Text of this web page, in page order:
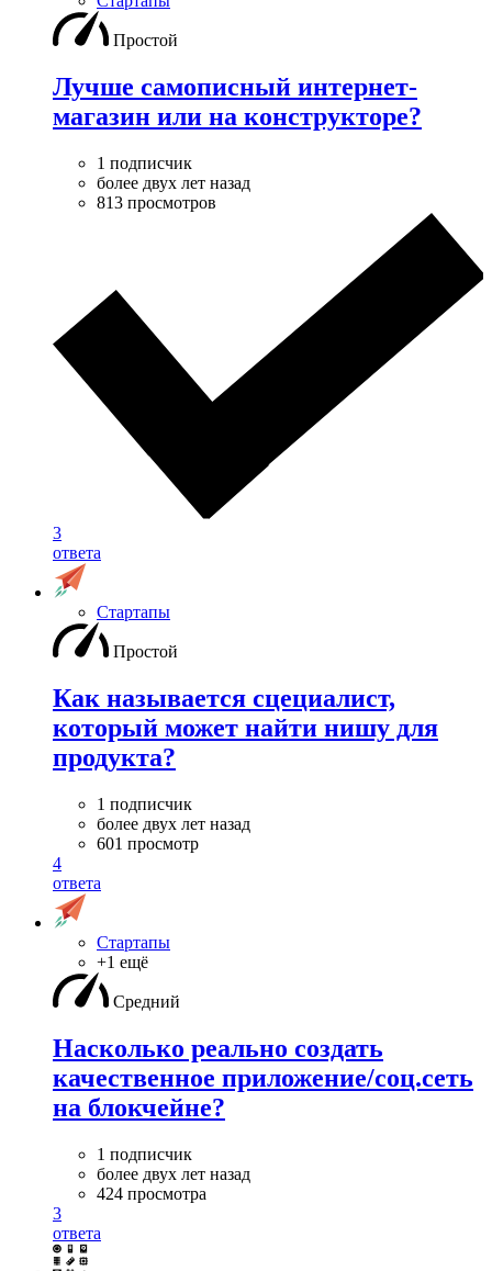
Простой
Лучше самописный интернет-
магазин или на конструкторе?
1 подписчик
более двух лет назад
813 просмотров
3
ответа
Стартапы
Простой
Как называется сцециалист,
который может найти нишу для
продукта?
1 подписчик
более двух лет назад
601 просмотр
4
ответа
Стартапы
+1 ещё
Средний
Насколько реально создать
качественное приложение/соц.сеть
на блокчейне?
1 подписчик
более двух лет назад
424 просмотра
3
ответа